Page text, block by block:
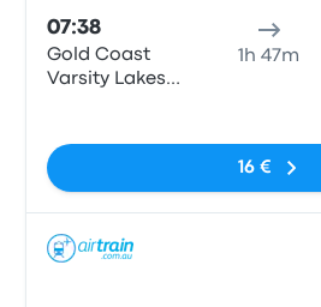
07:38
Gold Coast
Varsity Lakes
1h 47m
16 €